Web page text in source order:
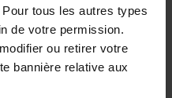
tous les autres types
de votre permission.
ou retirer votre
bannière relative aux